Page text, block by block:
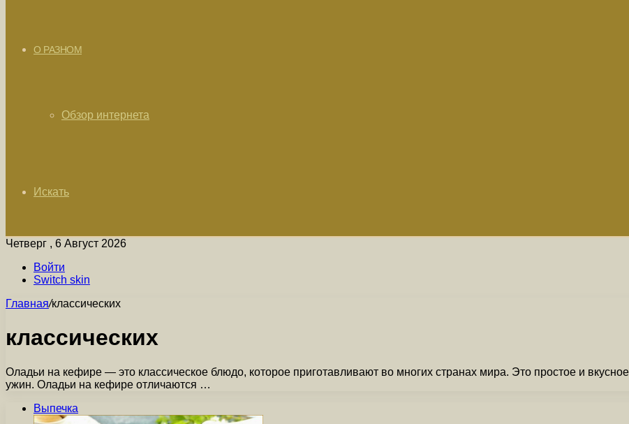
О РАЗНОМ
Обзор интернета
Искать
Четверг , 6 Август 2026
Войти
Switch skin
Главная/классических
классических
Оладьи на кефире — это классическое блюдо, которое приготавливают во многих странах мира. Это простое и
ужин. Оладьи на кефире отличаются …
Выпечка